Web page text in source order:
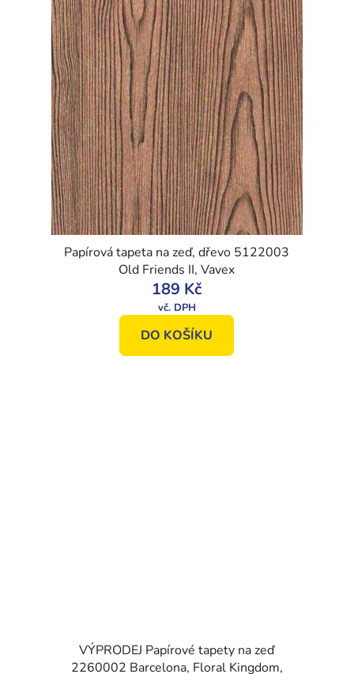
Papírová tapeta na zeď, dřevo 5122003
Old Friends II, Vavex
189 Kč
DO KOŠÍKU
VÝPRODEJ Papírové tapety na zeď
2260002 Barcelona, Floral Kingdom,